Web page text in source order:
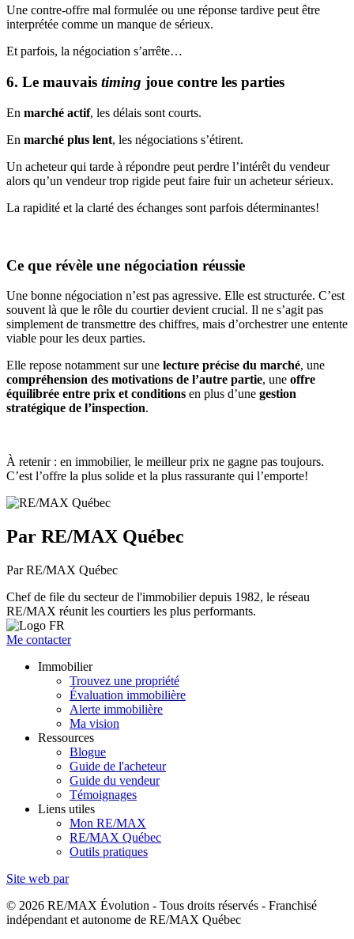
Une contre-offre mal formulée ou une réponse tardive peut être
interprétée comme un manque de sérieux.
Et parfois, la négociation s’arrête…
6. Le mauvais timing joue contre les parties
En marché actif, les délais sont courts.
En marché plus lent, les négociations s’étirent.
Un acheteur qui tarde à répondre peut perdre l’intérêt du vendeur
alors qu’un vendeur trop rigide peut faire fuir un acheteur sérieux.
La rapidité et la clarté des échanges sont parfois déterminantes!
Ce que révèle une négociation réussie
Une bonne négociation n’est pas agressive. Elle est structurée. C’est
souvent là que le rôle du courtier devient crucial. Il ne s’agit pas
simplement de transmettre des chiffres, mais d’orchestrer une entente
viable pour les deux parties.
Elle repose notamment sur une lecture précise du marché, une
compréhension des motivations de l’autre partie, une offre
équilibrée entre prix et conditions en plus d’une gestion
stratégique de l’inspection.
À retenir : en immobilier, le meilleur prix ne gagne pas toujours.
C’est l’offre la plus solide et la plus rassurante qui l’emporte!
Par RE/MAX Québec
Par RE/MAX Québec
Chef de file du secteur de l'immobilier depuis 1982, le réseau
RE/MAX réunit les courtiers les plus performants.
Me contacter
Immobilier
Trouvez une propriété
Évaluation immobilière
Alerte immobilière
Ma vision
Ressources
Blogue
Guide de l'acheteur
Guide du vendeur
Témoignages
Liens utiles
Mon RE/MAX
RE/MAX Québec
Outils pratiques
Site web par
© 2026 RE/MAX Évolution - Tous droits réservés - Franchisé
indépendant et autonome de RE/MAX Québec